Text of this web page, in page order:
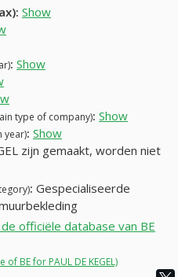
Show
: Show
type of company): Show
year): Show
zijn gemaakt, worden niet
: Gespecialiseerde
officiële database van BE
BE for PAUL DE KEGEL)